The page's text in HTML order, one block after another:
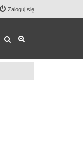
Zaloguj się
Szukaj